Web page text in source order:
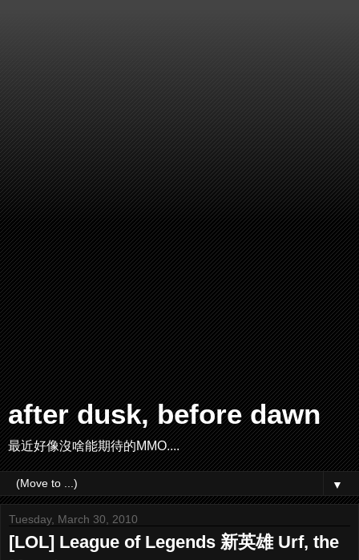
after dusk, before dawn
最近好像沒啥能期待的MMO....
▼
Tuesday, March 30, 2010
[LOL] League of Legends 新英雄 Urf, the